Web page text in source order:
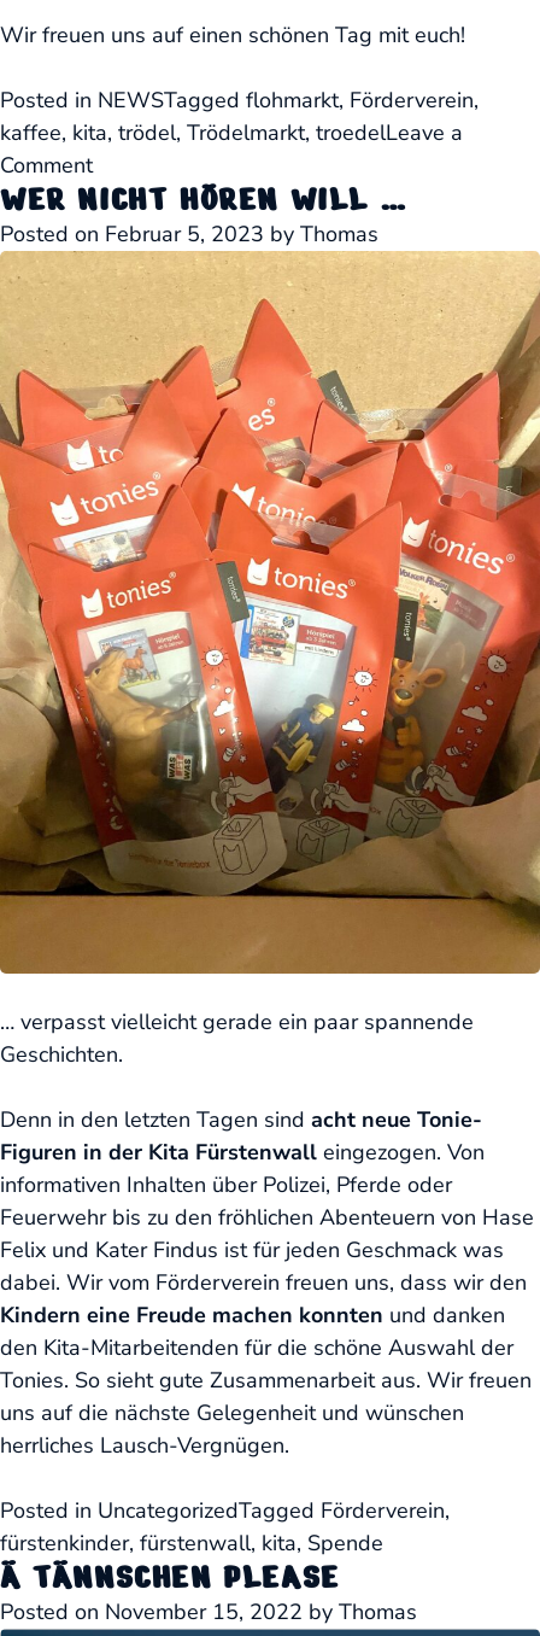
Wir freuen uns auf einen schönen Tag mit euch!
Posted in NEWSTagged flohmarkt, Förderverein,
kaffee, kita, trödel, Trödelmarkt, troedelLeave a
Commenton
Kindertrödelmarkt
30.6.
WER NICHT HÖREN WILL …
Posted on Februar 5, 2023 by Thomas
… verpasst vielleicht gerade ein paar spannende
Geschichten.
Denn in den letzten Tagen sind acht neue Tonie-
Figuren in der Kita Fürstenwall eingezogen. Von
informativen Inhalten über Polizei, Pferde oder
Feuerwehr bis zu den fröhlichen Abenteuern von Hase
Felix und Kater Findus ist für jeden Geschmack was
dabei. Wir vom Förderverein freuen uns, dass wir den
Kindern eine Freude machen konnten und danken
den Kita-Mitarbeitenden für die schöne Auswahl der
Tonies. So sieht gute Zusammenarbeit aus. Wir freuen
uns auf die nächste Gelegenheit und wünschen
herrliches Lausch-Vergnügen.
Posted in UncategorizedTagged Förderverein,
fürstenkinder, fürstenwall, kita, Spende
Ä TÄNNSCHEN PLEASE
Posted on November 15, 2022 by Thomas